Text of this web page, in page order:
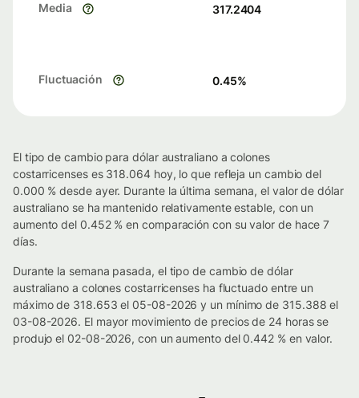
Media 317.2404
Fluctuación 0.45%
El tipo de cambio para dólar australiano a colones
costarricenses es 318.064 hoy, lo que refleja un cambio del
0.000 % desde ayer. Durante la última semana, el valor de dólar
australiano se ha mantenido relativamente estable, con un
aumento del 0.452 % en comparación con su valor de hace 7
días.
Durante la semana pasada, el tipo de cambio de dólar
australiano a colones costarricenses ha fluctuado entre un
máximo de 318.653 el 05-08-2026 y un mínimo de 315.388 el
03-08-2026. El mayor movimiento de precios de 24 horas se
produjo el 02-08-2026, con un aumento del 0.442 % en valor.